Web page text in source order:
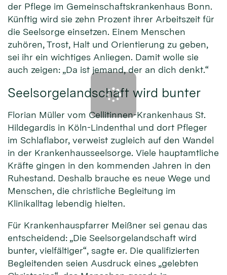
der Pflege im Gemeinschaftskrankenhaus Bonn.
Künftig wird sie zehn Prozent ihrer Arbeitszeit für
die Seelsorge einsetzen. Einem Menschen
zuhören, Trost, Halt und Orientierung zu geben,
sei ihr ein wichtiges Anliegen. Damit wolle sie
auch zeigen: „Da ist jemand, der an dich denkt.“
Seelsorgelandschaft wird bunter
Florian Müller vom Cellitinnen-Krankenhaus St.
Hildegardis in Köln-Lindenthal und dort Pfleger
im Schlaflabor, verweist zugleich auf den Wandel
in der Krankenhausseelsorge. Viele hauptamtliche
Kräfte gingen in den kommenden Jahren in den
Ruhestand. Deshalb brauche es neue Wege und
Menschen, die christliche Begleitung im
Klinikalltag lebendig hielten.
Für Krankenhauspfarrer Meißner sei genau das
entscheidend: „Die Seelsorgelandschaft wird
bunter, vielfältiger“, sagte er. Die qualifizierten
Begleitenden seien Ausdruck eines „gelebten